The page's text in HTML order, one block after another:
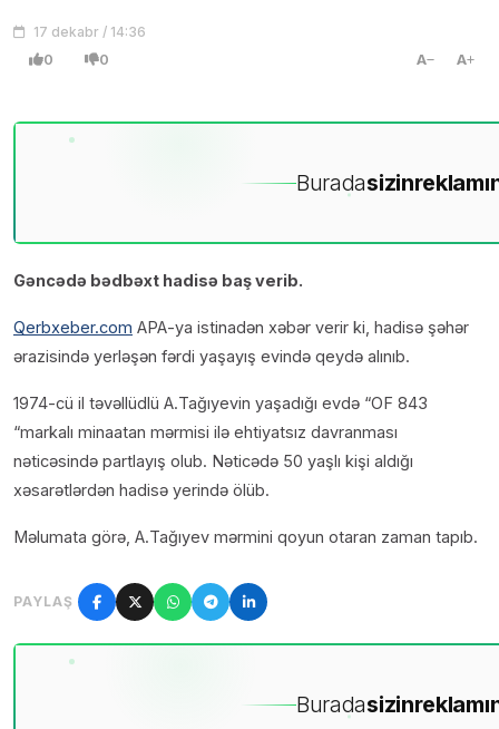
17 dekabr / 14:36
0 0 A A
Buradasizin
Gəncədə bədbəxt hadisə baş verib.
Qerbxeber.com APA-ya istinadən xəbər verir ki, hadisə şəhər
ərazisində yerləşən fərdi yaşayış evində qeydə alınıb.
1974-cü il təvəllüdlü A.Tağıyevin yaşadığı evdə “OF 843
“markalı minaatan mərmisi ilə ehtiyatsız davranması
nəticəsində partlayış olub. Nəticədə 50 yaşlı kişi aldığı
xəsarətlərdən hadisə yerində ölüb.
Məlumata görə, A.Tağıyev mərmini qoyun otaran zaman tapıb.
PAYLAŞ
Buradasizin